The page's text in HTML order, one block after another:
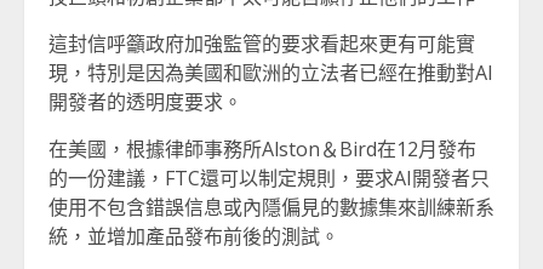
這封信呼籲政府加強監管的要求看起來更有可能實
現，特別是因為美國和歐洲的立法者已經在推動對AI
開發者的透明度要求。
在美國，根據律師事務所Alston＆Bird在12月發布
的一份建議，FTC還可以制定規則，要求AI開發者只
使用不包含錯誤信息或內隱偏見的數據集來訓練新系
統，並增加產品發布前後的測試。